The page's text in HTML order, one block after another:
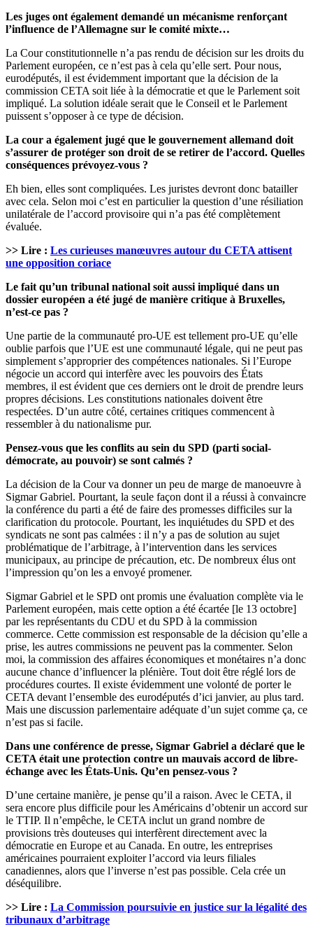
Les juges ont également demandé un mécanisme renforçant
l’influence de l’Allemagne sur le comité mixte…
La Cour constitutionnelle n’a pas rendu de décision sur les droits du
Parlement européen, ce n’est pas à cela qu’elle sert. Pour nous,
eurodéputés, il est évidemment important que la décision de la
commission CETA soit liée à la démocratie et que le Parlement soit
impliqué. La solution idéale serait que le Conseil et le Parlement
puissent s’opposer à ce type de décision.
La cour a également jugé que le gouvernement allemand doit
s’assurer de protéger son droit de se retirer de l’accord. Quelles
conséquences prévoyez-vous ?
Eh bien, elles sont compliquées. Les juristes devront donc batailler
avec cela. Selon moi c’est en particulier la question d’une résiliation
unilatérale de l’accord provisoire qui n’a pas été complètement
évaluée.
>> Lire : Les curieuses manœuvres autour du CETA attisent
une opposition coriace
Le fait qu’un tribunal national soit aussi impliqué dans un
dossier européen a été jugé de manière critique à Bruxelles,
n’est-ce pas ?
Une partie de la communauté pro-UE est tellement pro-UE qu’elle
oublie parfois que l’UE est une communauté légale, qui ne peut pas
simplement s’approprier des compétences nationales. Si l’Europe
négocie un accord qui interfère avec les pouvoirs des États
membres, il est évident que ces derniers ont le droit de prendre leurs
propres décisions. Les constitutions nationales doivent être
respectées. D’un autre côté, certaines critiques commencent à
ressembler à du nationalisme pur.
Pensez-vous que les conflits au sein du SPD (parti social-
démocrate, au pouvoir) se sont calmés ?
La décision de la Cour va donner un peu de marge de manoeuvre à
Sigmar Gabriel. Pourtant, la seule façon dont il a réussi à convaincre
la conférence du parti a été de faire des promesses difficiles sur la
clarification du protocole. Pourtant, les inquiétudes du SPD et des
syndicats ne sont pas calmées : il n’y a pas de solution au sujet
problématique de l’arbitrage, à l’intervention dans les services
municipaux, au principe de précaution, etc. De nombreux élus ont
l’impression qu’on les a envoyé promener.
Sigmar Gabriel et le SPD ont promis une évaluation complète via le
Parlement européen, mais cette option a été écartée [le 13 octobre]
par les représentants du CDU et du SPD à la commission
commerce. Cette commission est responsable de la décision qu’elle a
prise, les autres commissions ne peuvent pas la commenter. Selon
moi, la commission des affaires économiques et monétaires n’a donc
aucune chance d’influencer la plénière. Tout doit être réglé lors de
procédures courtes. Il existe évidemment une volonté de porter le
CETA devant l’ensemble des eurodéputés d’ici janvier, au plus tard.
Mais une discussion parlementaire adéquate d’un sujet comme ça, ce
n’est pas si facile.
Dans une conférence de presse, Sigmar Gabriel a déclaré que le
CETA était une protection contre un mauvais accord de libre-
échange avec les États-Unis. Qu’en pensez-vous ?
D’une certaine manière, je pense qu’il a raison. Avec le CETA, il
sera encore plus difficile pour les Américains d’obtenir un accord sur
le TTIP. Il n’empêche, le CETA inclut un grand nombre de
provisions très douteuses qui interfèrent directement avec la
démocratie en Europe et au Canada. En outre, les entreprises
américaines pourraient exploiter l’accord via leurs filiales
canadiennes, alors que l’inverse n’est pas possible. Cela crée un
déséquilibre.
>> Lire : La Commission poursuivie en justice sur la légalité des
tribunaux d’arbitrage